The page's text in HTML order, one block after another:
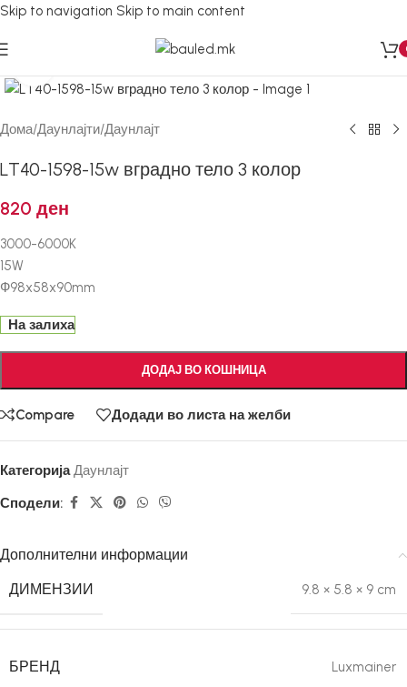
Skip to navigation Skip to main content
Дома/Даунлајти/Даунлајт
LT40-1598-15w вградно тело 3 колор
820 ден
3000-6000K
15W
Ф98x58x90mm
На залиха
ДОДАЈ ВО КОШНИЦА
Compare Додади во листа на желби
Категорија Даунлајт
Сподели:
Дополнителни информации
ДИМЕНЗИИ
9.8 × 5.8 × 9 cm
БРЕНД Luxmainer